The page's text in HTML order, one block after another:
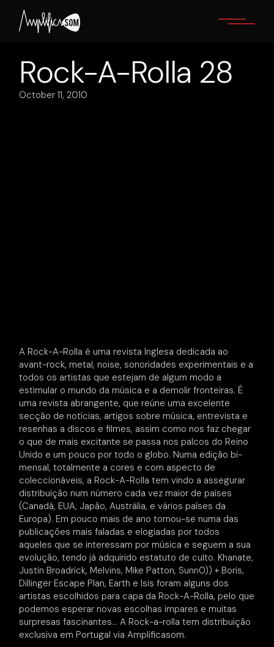
content
Rock-A-Rolla 28
October 11, 2010
A Rock-A-Rolla é uma revista Inglesa dedicada ao
avant-rock, metal, noise, sonoridades experimentais e a
todos os artistas que estejam de algum modo a
estimular o mundo da música e a demolir fronteiras. É
uma revista abrangente, que reúne uma excelente
secção de notícias, artigos sobre música, entrevista e
resenhas a discos e filmes, assim como nos faz chegar
o que de mais excitante se passa nos palcos do Reino
Unido e um pouco por todo o globo. Numa edição bi-
mensal, totalmente a cores e com aspecto de
coleccionáveis, a Rock-A-Rolla tem vindo a assegurar
distribuição num número cada vez maior de países
(Canadá, EUA, Japão, Austrália, e vários países da
Europa). Em pouco mais de ano tornou-se numa das
publicações mais faladas e elogiadas por todos
aqueles que se interessam por música e seguem a sua
evolução, tendo já adquirido estatuto de culto. Khanate,
Justin Broadrick, Melvins, Mike Patton, Sunn0)) + Boris,
Dillinger Escape Plan, Earth e Isis foram alguns dos
artistas escolhidos para capa da Rock-A-Rolla, pelo que
podemos esperar novas escolhas impares e muitas
surpresas fascinantes… A Rock-a-rolla tem distribuição
exclusiva em Portugal via Amplificasom.